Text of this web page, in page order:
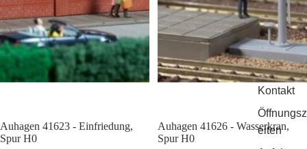
Kontakt
Öffnungsz
eiten
Auhagen 41623 - Einfriedung,
Spur H0
Sale
Auhagen 41626 - Wasserkran,
Spur H0